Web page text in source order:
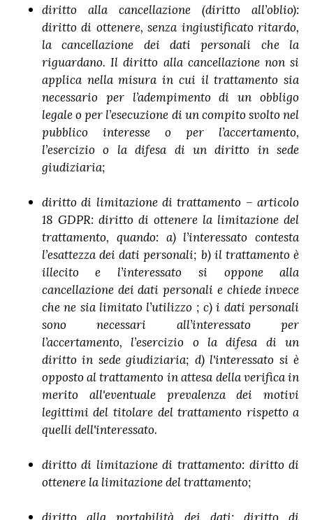
diritto alla cancellazione (diritto all’oblio):
diritto di ottenere, senza ingiustificato ritardo,
la cancellazione dei dati personali che la
riguardano. Il diritto alla cancellazione non si
applica nella misura in cui il trattamento sia
necessario per l’adempimento di un obbligo
legale o per l’esecuzione di un compito svolto nel
pubblico interesse o per l’accertamento,
l’esercizio o la difesa di un diritto in sede
giudiziaria;
diritto di limitazione di trattamento – articolo
18 GDPR: diritto di ottenere la limitazione del
trattamento, quando: a) l’interessato contesta
l’esattezza dei dati personali; b) il trattamento è
illecito e l’interessato si oppone alla
cancellazione dei dati personali e chiede invece
che ne sia limitato l’utilizzo ; c) i dati personali
sono necessari all’interessato per
l’accertamento, l’esercizio o la difesa di un
diritto in sede giudiziaria; d) l'interessato si è
opposto al trattamento in attesa della verifica in
merito all'eventuale prevalenza dei motivi
legittimi del titolare del trattamento rispetto a
quelli dell'interessato.
diritto di limitazione di trattamento: diritto di
ottenere la limitazione del trattamento;
diritto alla portabilità dei dati: diritto di